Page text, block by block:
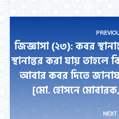
FacebookTwitter
navigation
জিজ্ঞাসা (২৩): কবর
স্থানান্তর করা যায়
আবার কবর দিতে
[মো. হোসনে
NEXT